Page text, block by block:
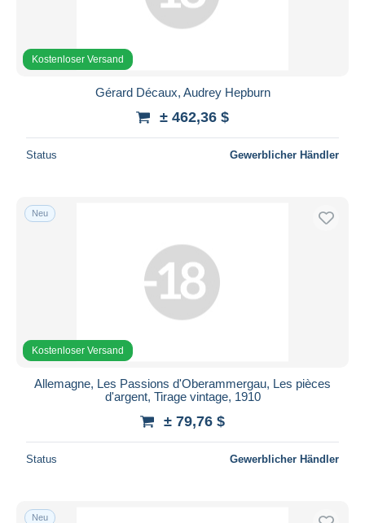
Kostenloser Versand
Gérard Décaux, Audrey Hepburn
± 462,36 $
Status Gewerblicher Händler
Neu
Kostenloser Versand
Allemagne, Les Passions d'Oberammergau, Les pièces
d'argent, Tirage vintage, 1910
± 79,76 $
Status Gewerblicher Händler
Neu